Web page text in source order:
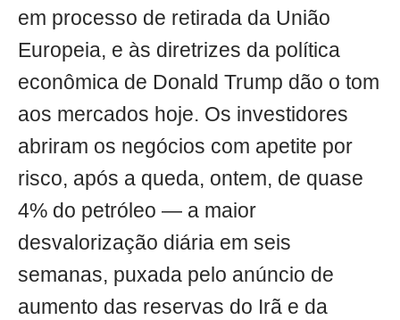
em processo de retirada da União
Europeia, e às diretrizes da política
econômica de Donald Trump dão o tom
aos mercados hoje. Os investidores
abriram os negócios com apetite por
risco, após a queda, ontem, de quase
4% do petróleo — a maior
desvalorização diária em seis
semanas, puxada pelo anúncio de
aumento das reservas do Irã e da